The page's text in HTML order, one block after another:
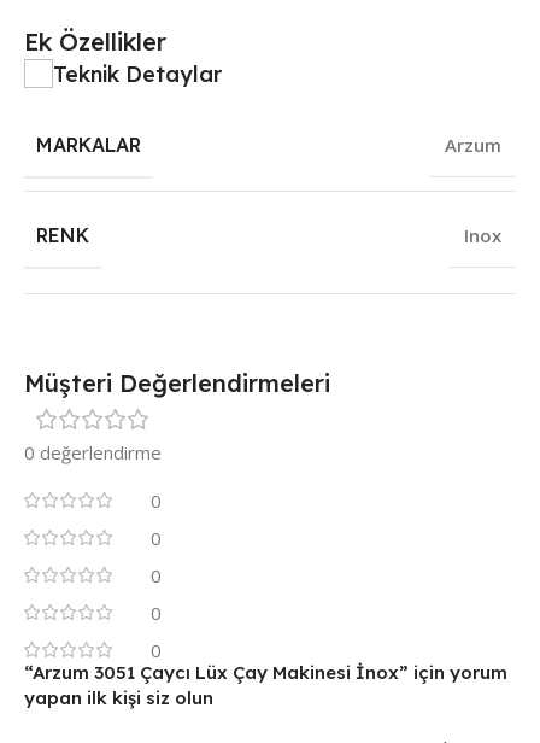
Ek Özellikler
Teknik Detaylar
MARKALAR Arzum
RENK Inox
Müşteri Değerlendirmeleri
0 değerlendirme
0
0
0
0
0
“Arzum 3051 Çaycı Lüx Çay Makinesi İnox” için yorum
yapan ilk kişi siz olun